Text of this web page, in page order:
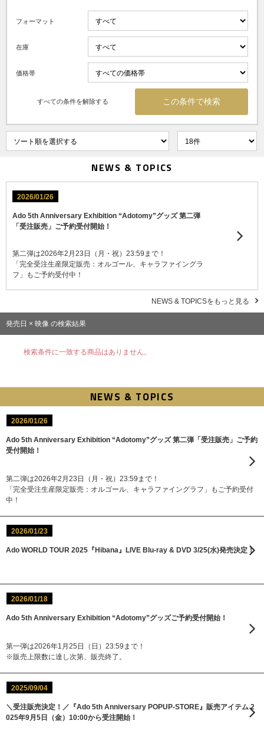
フォーマット
在庫
価格帯
すべての条件を解除する
NEWS & TOPICS
2026/01/26
Ado 5th Anniversary Exhibition “Adotomy”グッズ 第二弾
「受注販売」ご予約受付開始！
第二弾は2026年2月23日（月・祝）23:59まで！
「完全受注生産限定販売：オルゴール、キャラファイングラ
フ」もご予約受付中！
NEWS & TOPICSをもっと見る
発売日 × 映像 の検索結果
検索条件に一致する商品はありません。
NEWS & TOPICS
2026/01/26
Ado 5th Anniversary Exhibition “Adotomy”グッズ 第二弾「受注販売」ご予約
受付開始！
第二弾は2026年2月23日（月・祝）23:59まで！
「完全受注生産限定販売：オルゴール、キャラファイングラフ」もご予約受付
中！
2026/01/23
Ado WORLD TOUR 2025『Hibana』LIVE Blu-ray & DVD 3/25(水)発売決定！
2026/01/18
Ado 5th Anniversary Exhibition “Adotomy”グッズご予約受付開始！
第一弾は2026年1月25日（日）23:59まで！
※販売上限数に達し次第、販売終了。
2025/09/04
＼受注販売決定！／『Ado 5th Anniversary POPUP-STORE』販売アイテム 2
025年9月5日（金）10:00から受注開始！